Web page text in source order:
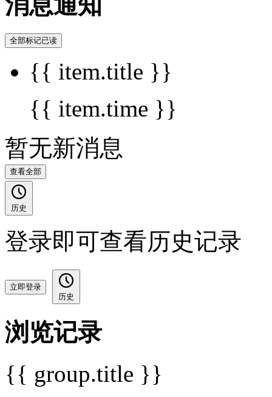
全部标记已读
{{ item.title }}
{{ item.time }}
暂无新消息
查看全部
历史
登录即可查看历史记录
立即登录
历史
浏览记录
{{ group.title }}